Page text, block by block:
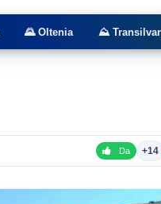
🌄 Oltenia ⛰️
Da +14